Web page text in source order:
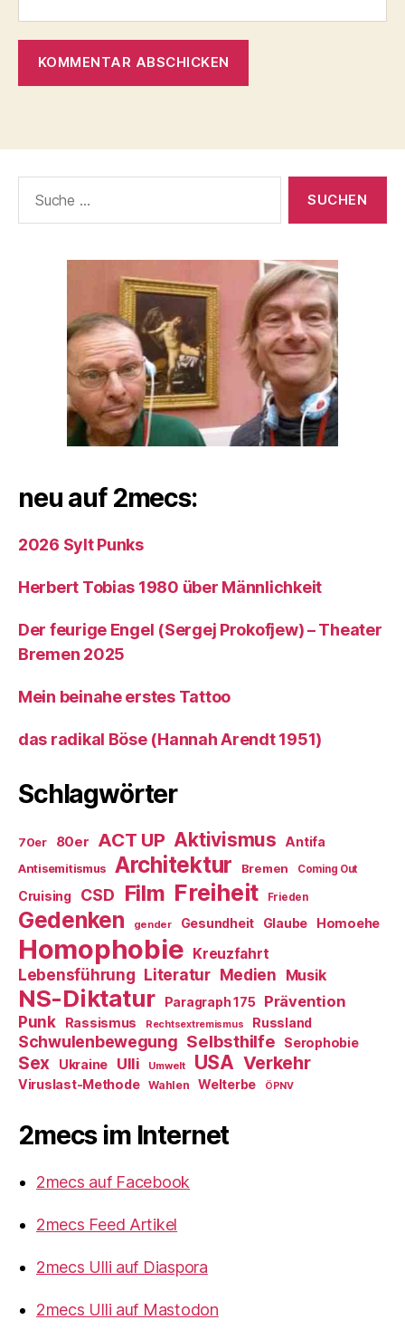
nach:
neu auf 2mecs:
2026 Sylt Punks
Herbert Tobias 1980 über Männlichkeit
Der feurige Engel (Sergej Prokofjew) – Theater
Bremen 2025
Mein beinahe erstes Tattoo
das radikal Böse (Hannah Arendt 1951)
Schlagwörter
70er 80er ACT UP Aktivismus Antifa
Antisemitismus Architektur Bremen Coming Out
Cruising CSD Film Freiheit Frieden
Gedenken gender Gesundheit Glaube Homoehe
Homophobie Kreuzfahrt
Lebensführung Literatur Medien Musik
NS-Diktatur Paragraph 175
Prävention
Punk
Rassismus Rechtsextremismus Russland
Schwulenbewegung Selbsthilfe Serophobie
Sex Ukraine Ulli Umwelt USA Verkehr
Viruslast-Methode Wahlen Welterbe ÖPNV
2mecs im Internet
2mecs auf Facebook
2mecs Feed Artikel
2mecs Ulli auf Diaspora
2mecs Ulli auf Mastodon